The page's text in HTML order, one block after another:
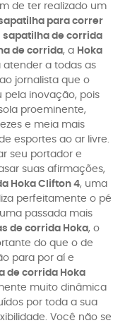
de ter realizado um
para correr
sapatilha de corrida
de corrida, a Hoka
a todas as
jornalista que o
pela inovação, pois
proeminente,
e meia mais
esportes ao ar livre.
seu portador e
suas afirmações,
Hoka Clifton 4, uma
perfeitamente o pé
passada mais
de corrida Hoka, o
do que o de
para por aí e
de corrida Hoka
muito dinâmica
por toda a sua
Você não se